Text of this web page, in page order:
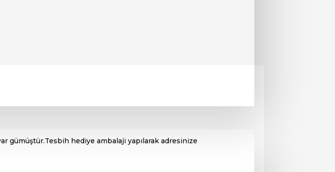
gümüştür.Tesbih hediye ambalaji yapılarak adresinize